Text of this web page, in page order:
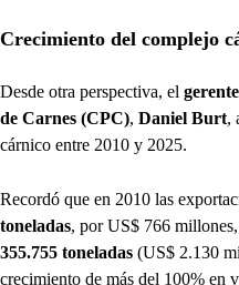
Crecimiento del complejo
Desde otra perspectiva, el
de Carnes (CPC), Daniel Burt,
cárnico entre 2010 y 2025.
Recordó que en 2010 las
toneladas, por US$ 766
355.755 toneladas (US$ 2.130
crecimiento de más del 100% en